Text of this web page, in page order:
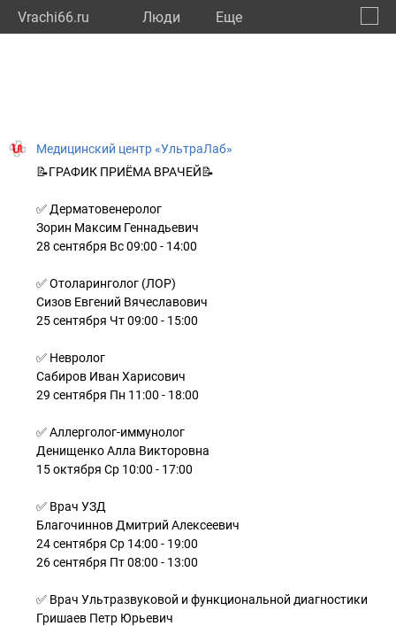
Vrachi66.ru Люди Eще
Медицинский центр «УльтраЛаб»
📝ГРАФИК ПРИЁМА ВРАЧЕЙ📝
✅ Дерматовенеролог
Зорин Максим Геннадьевич
28 сентября Вс 09:00 - 14:00
✅ Отоларинголог (ЛОР)
Сизов Евгений Вячеславович
25 сентября Чт 09:00 - 15:00
✅ Невролог
Сабиров Иван Харисович
29 сентября Пн 11:00 - 18:00
✅ Аллерголог-иммунолог
Денищенко Алла Викторовна
15 октября Ср 10:00 - 17:00
✅ Врач УЗД
Благочиннов Дмитрий Алексеевич
24 сентября Ср 14:00 - 19:00
26 сентября Пт 08:00 - 13:00
✅ Врач Ультразвуковой и функциональной диагностики
Гришаев Петр Юрьевич